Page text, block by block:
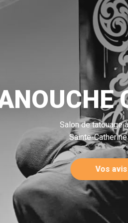
Salon de tatouage
Sainte-
Vos avis